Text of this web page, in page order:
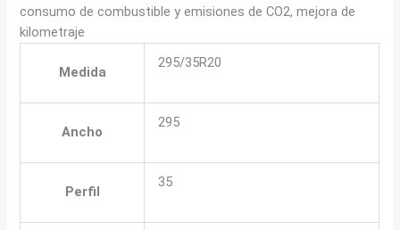
consumo de combustible y emisiones de CO2, mejora de
kilometraje
Medida
295/35R20
Ancho
295
Perfil
35